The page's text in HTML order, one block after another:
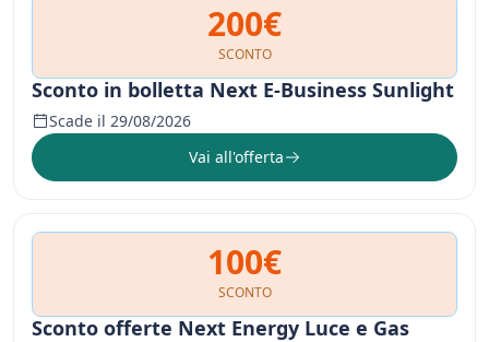
200€
SCONTO
Sconto in bolletta Next E-Business Sunlight
Scade il 29/08/2026
Vai all'offerta
100€
SCONTO
Sconto offerte Next Energy Luce e Gas